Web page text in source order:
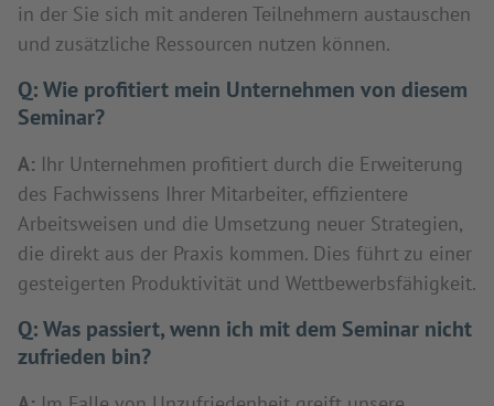
in der Sie sich mit anderen Teilnehmern austauschen
und zusätzliche Ressourcen nutzen können.
Q:Wie profitiert mein Unternehmen von diesem
Seminar?
A: Ihr Unternehmen profitiert durch die Erweiterung
des Fachwissens Ihrer Mitarbeiter, effizientere
Arbeitsweisen und die Umsetzung neuer Strategien,
die direkt aus der Praxis kommen. Dies führt zu einer
gesteigerten Produktivität und Wettbewerbsfähigkeit.
Q:Was passiert, wenn ich mit dem Seminar nicht
zufrieden bin?